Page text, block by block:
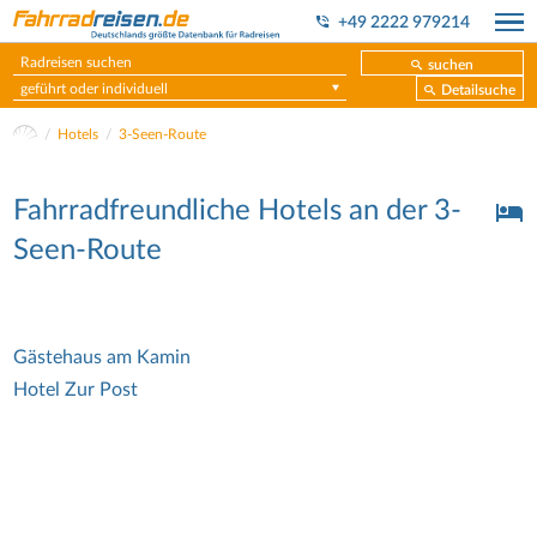
+49 2222 979214
suchen
geführt oder individuell
Detailsuche
Hotels 3-Seen-Route
Fahrradfreundliche Hotels an der 3-
Seen-Route
Gästehaus am Kamin
Hotel Zur Post